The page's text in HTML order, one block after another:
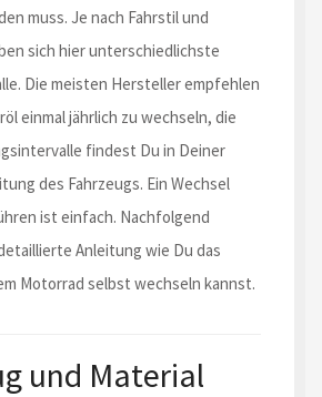
muss. Je nach Fahrstil und
sich hier unterschiedlichste
Die meisten Hersteller empfehlen
einmal jährlich zu wechseln, die
findest Du in Deiner
des Fahrzeugs. Ein Wechsel
ist einfach. Nachfolgend
Anleitung wie Du das
Motorrad selbst wechseln kannst.
und Material